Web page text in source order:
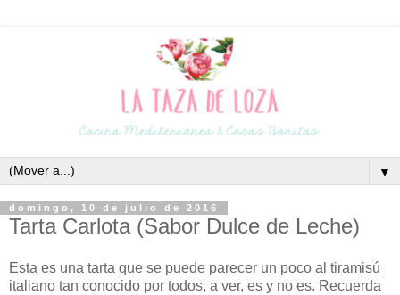
▼
domingo, 10 de julio de 2016
Tarta Carlota (Sabor Dulce de Leche)
Esta es una tarta que se puede parecer un poco al tiramisú
italiano tan conocido por todos, a ver, es y no es. Recuerda